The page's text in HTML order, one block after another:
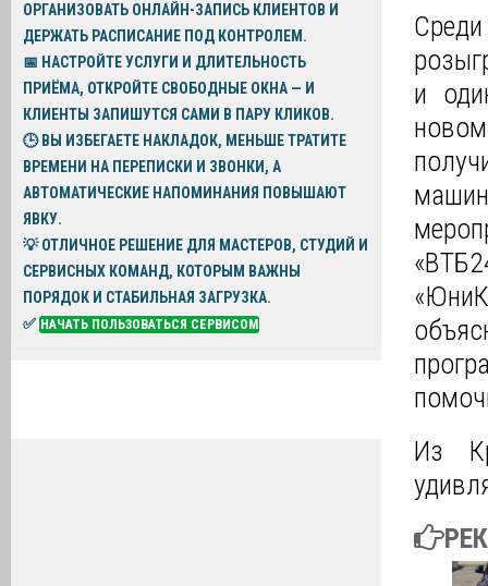
и
Из
ОРГАНИЗОВАТЬ ОНЛАЙН-ЗАПИСЬ КЛИЕНТОВ И
ДЕРЖАТЬ РАСПИСАНИЕ ПОД КОНТРОЛЕМ.
📅 НАСТРОЙТЕ УСЛУГИ И ДЛИТЕЛЬНОСТЬ
ПРИЁМА, ОТКРОЙТЕ СВОБОДНЫЕ ОКНА — И
КЛИЕНТЫ ЗАПИШУТСЯ САМИ В ПАРУ КЛИКОВ.
🕒 ВЫ ИЗБЕГАЕТЕ НАКЛАДОК, МЕНЬШЕ ТРАТИТЕ
ВРЕМЕНИ НА ПЕРЕПИСКИ И ЗВОНКИ, А
АВТОМАТИЧЕСКИЕ НАПОМИНАНИЯ ПОВЫШАЮТ
ЯВКУ.
💡ОТЛИЧНОЕ РЕШЕНИЕ ДЛЯ МАСТЕРОВ, СТУДИЙ И
СЕРВИСНЫХ КОМАНД, КОТОРЫМ ВАЖНЫ
ПОРЯДОК И СТАБИЛЬНАЯ ЗАГРУЗКА.
✅ НАЧАТЬ ПОЛЬЗОВАТЬСЯ СЕРВИСОМ